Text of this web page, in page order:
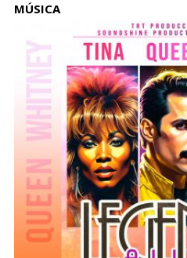
MÚSICA